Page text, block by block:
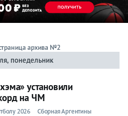
архива №2
понедельник
установили
на ЧМ
2026
Сборная Аргентины